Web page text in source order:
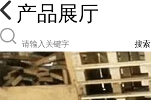
产品展厅
搜索